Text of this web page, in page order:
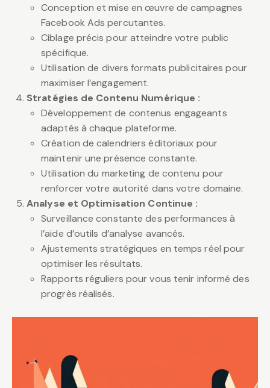
Conception et mise en œuvre de campagnes
Facebook Ads percutantes.
Ciblage précis pour atteindre votre public
spécifique.
Utilisation de divers formats publicitaires pour
maximiser l’engagement.
Stratégies de Contenu Numérique :
Développement de contenus engageants
adaptés à chaque plateforme.
Création de calendriers éditoriaux pour
maintenir une présence constante.
Utilisation du marketing de contenu pour
renforcer votre autorité dans votre domaine.
Analyse et Optimisation Continue :
Surveillance constante des performances à
l’aide d’outils d’analyse avancés.
Ajustements stratégiques en temps réel pour
optimiser les résultats.
Rapports réguliers pour vous tenir informé des
progrès réalisés.